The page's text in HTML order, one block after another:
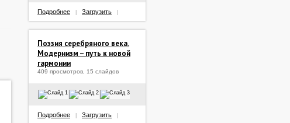
Подробнее Загрузить
Поэзия серебряного века.
Модернизм – путь к новой
гармонии
409 просмотров, 15 слайдов
Подробнее Загрузить